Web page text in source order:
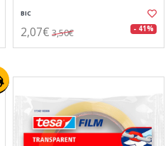
BIC
2,07€ 3,50€ - 41%